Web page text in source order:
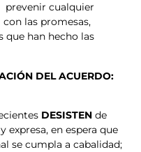
cualquier
las promesas,
han hecho las
DEL ACUERDO:
DESISTEN de
en espera que
se cumpla a cabalidad;